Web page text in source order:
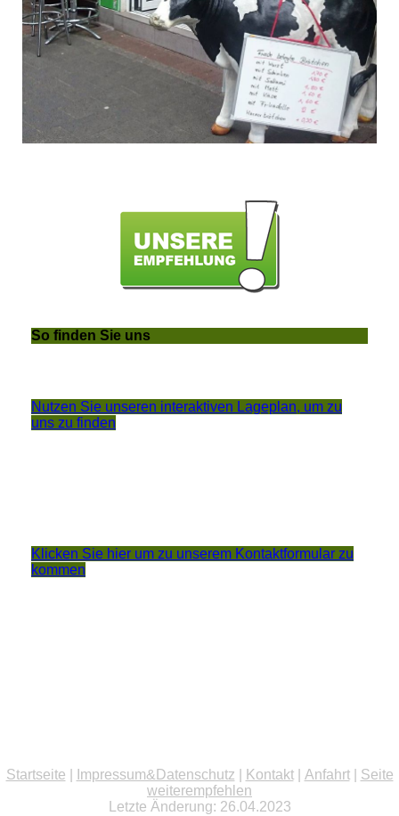
So finden Sie uns
Nutzen Sie unseren interaktiven La­ge­plan, um zu
uns zu finden
Klicken Sie hier um zu unserem Kon­takt­for­mu­lar zu
kommen
Startseite Impressum&Datenschutz Kontakt| Anfahrt| Seite
weiterempfehlen
Letzte Änderung: 26.04.2023